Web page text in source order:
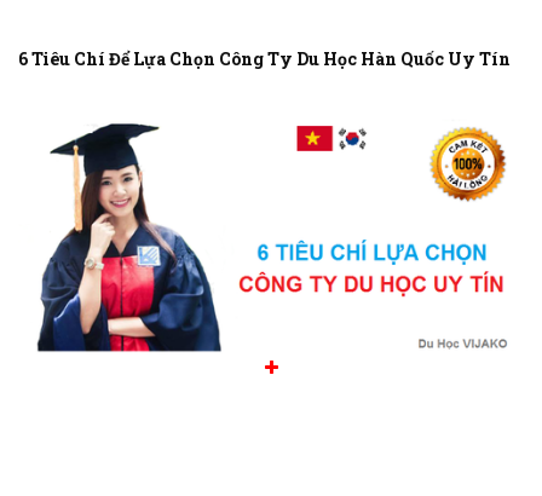
6 Tiêu Chí Để Lựa Chọn Công Ty Du Học Hàn Quốc Uy Tín